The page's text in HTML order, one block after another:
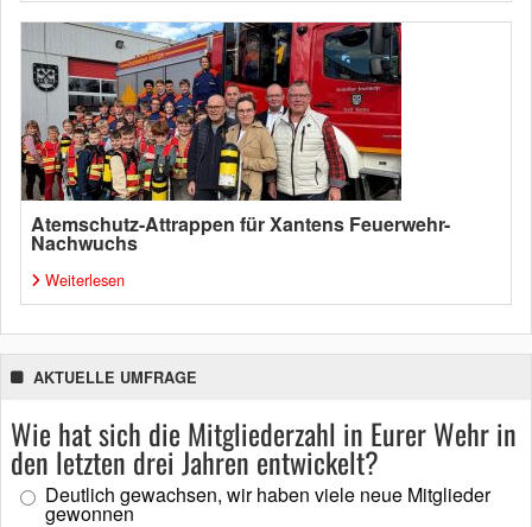
Atemschutz-Attrappen für Xantens Feuerwehr-
Nachwuchs
Weiterlesen
AKTUELLE UMFRAGE
Wie hat sich die Mitgliederzahl in Eurer Wehr in
den letzten drei Jahren entwickelt?
Deutlich gewachsen, wir haben viele neue Mitglieder
gewonnen